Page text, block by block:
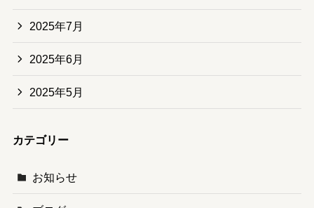
2025年7月
2025年6月
2025年5月
カテゴリー
お知らせ